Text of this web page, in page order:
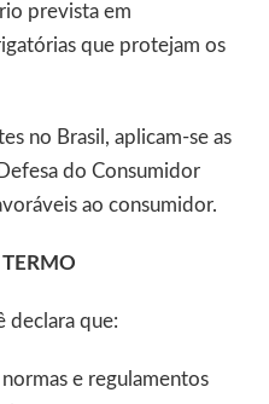
prevista em
que protejam os
no Brasil, aplicam-se as
do Consumidor
ao consumidor.
declara que:
e regulamentos